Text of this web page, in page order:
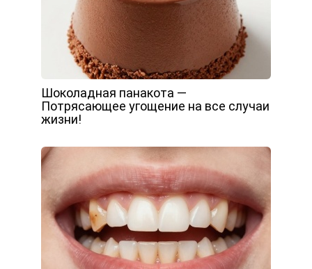
Шоколадная панакота —
Потрясающее угощение на все случаи
жизни!